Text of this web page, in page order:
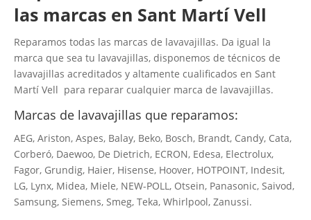
las marcas en Sant Martí Vell
Reparamos todas las marcas de lavavajillas. Da igual la
marca que sea tu lavavajillas, disponemos de técnicos de
lavavajillas acreditados y altamente cualificados en Sant
Martí Vell para reparar cualquier marca de lavavajillas.
Marcas de lavavajillas que reparamos:
AEG, Ariston, Aspes, Balay, Beko, Bosch, Brandt, Candy, Cata,
Corberó, Daewoo, De Dietrich, ECRON, Edesa, Electrolux,
Fagor, Grundig, Haier, Hisense, Hoover, HOTPOINT, Indesit,
LG, Lynx, Midea, Miele, NEW-POLL, Otsein, Panasonic, Saivod,
Samsung, Siemens, Smeg, Teka, Whirlpool, Zanussi.